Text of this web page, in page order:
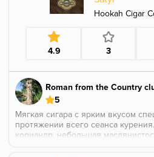
Hookah Cigar
4.9 3
Roman from the Country
5
Мягкая сигара с ярким вкусом
протяжении всего сеанса
кориандр, небольшая